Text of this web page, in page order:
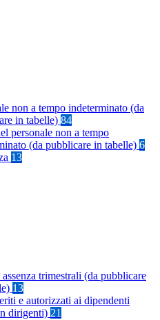
non a tempo indeterminato (da
in tabelle) 84
personale non a tempo
(da pubblicare in tabelle) 6
13
assenza trimestrali (da pubblicare
13
e autorizzati ai dipendenti
dirigenti) 21